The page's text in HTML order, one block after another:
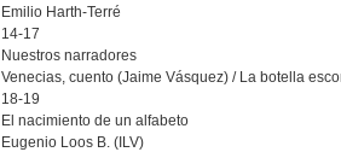
Emilio Harth-Terré
14-17
Nuestros narradores
Venecias, cuento (Jaime Vásquez) / La botella
18-19
El nacimiento de un alfabeto
Eugenio Loos B. (ILV)